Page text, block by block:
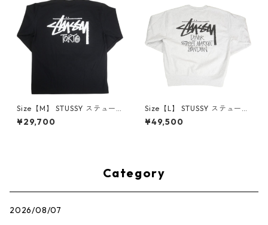
Size【M】 STUSSY ステュー
シー STOCK TOKYO LS TEE B
LACK 東京限定ロンT 黒 【新
¥29,700
Size【L】 STUSSY ステューシ
ー ×DOVER STREET MARKET
23AW STOCK DSM LONDON
¥49,500
Category
2026/08/07